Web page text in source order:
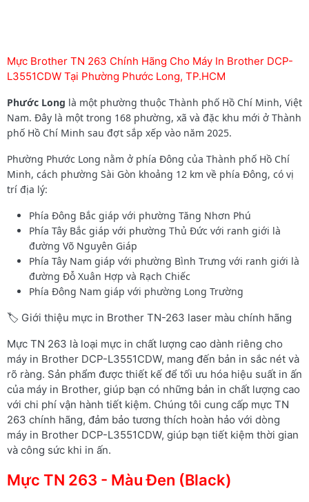
Mực Brother TN 263 Chính Hãng Cho Máy In Brother DCP-
L3551CDW Tại Phường Phước Long, TP.HCM
Phước Long là một phường thuộc Thành phố Hồ Chí Minh, Việt
Nam. Đây là một trong 168 phường, xã và đặc khu mới ở Thành
phố Hồ Chí Minh sau đợt sắp xếp vào năm 2025.
Phường Phước Long nằm ở phía Đông của Thành phố Hồ Chí
Minh, cách phường Sài Gòn khoảng 12 km về phía Đông, có vị
trí địa lý:
Phía Đông Bắc giáp với phường Tăng Nhơn Phú
Phía Tây Bắc giáp với phường Thủ Đức với ranh giới là
đường Võ Nguyên Giáp
Phía Tây Nam giáp với phường Bình Trưng với ranh giới là
đường Đỗ Xuân Hợp và Rạch Chiếc
Phía Đông Nam giáp với phường Long Trường
🏷️ Giới thiệu mực in Brother TN-263 laser màu chính hãng
Mực TN 263 là loại mực in chất lượng cao dành riêng cho
máy in Brother DCP-L3551CDW, mang đến bản in sắc nét và
rõ ràng. Sản phẩm được thiết kế để tối ưu hóa hiệu suất in ấn
của máy in Brother, giúp bạn có những bản in chất lượng cao
với chi phí vận hành tiết kiệm. Chúng tôi cung cấp mực TN
263 chính hãng, đảm bảo tương thích hoàn hảo với dòng
máy in Brother DCP-L3551CDW, giúp bạn tiết kiệm thời gian
và công sức khi in ấn.
Mực TN 263 - Màu Đen (Black)